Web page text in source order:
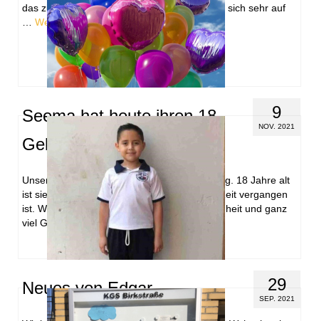
das zugesandte Geschenk bedankt und freut sich sehr auf
Weiterlesen
9
NOV. 2021
Seema hat heute ihren 18.
Geburtstag
Unser Patenkind Seema hat heute Geburtstag. 18 Jahre alt
ist sie geworden. Wahnsinn, wie schnell die Zeit vergangen
ist. Wir wünschen ihr alles Liebe, viel Gesundheit und ganz
viel Glück.
29
SEP. 2021
Neues von Edgar